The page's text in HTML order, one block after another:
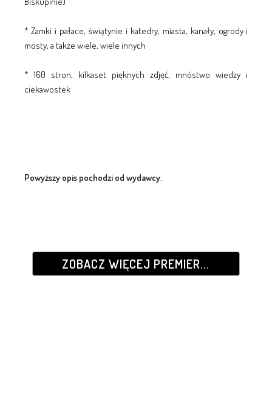
* Zamki i pałace, świątynie i katedry, miasta, kanały, ogrody i
mosty, a także wiele, wiele innych
* 160 stron, kilkaset pięknych zdjęć, mnóstwo wiedzy i
ciekawostek
Powyższy opis pochodzi od wydawcy.
ZOBACZ WIĘCEJ PREMIER...